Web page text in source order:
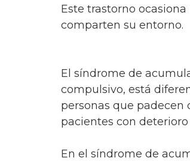
Este trastorno
comparten su entorno.
El síndrome de
compulsivo, está
personas que padecen
pacientes con
En el síndrome de